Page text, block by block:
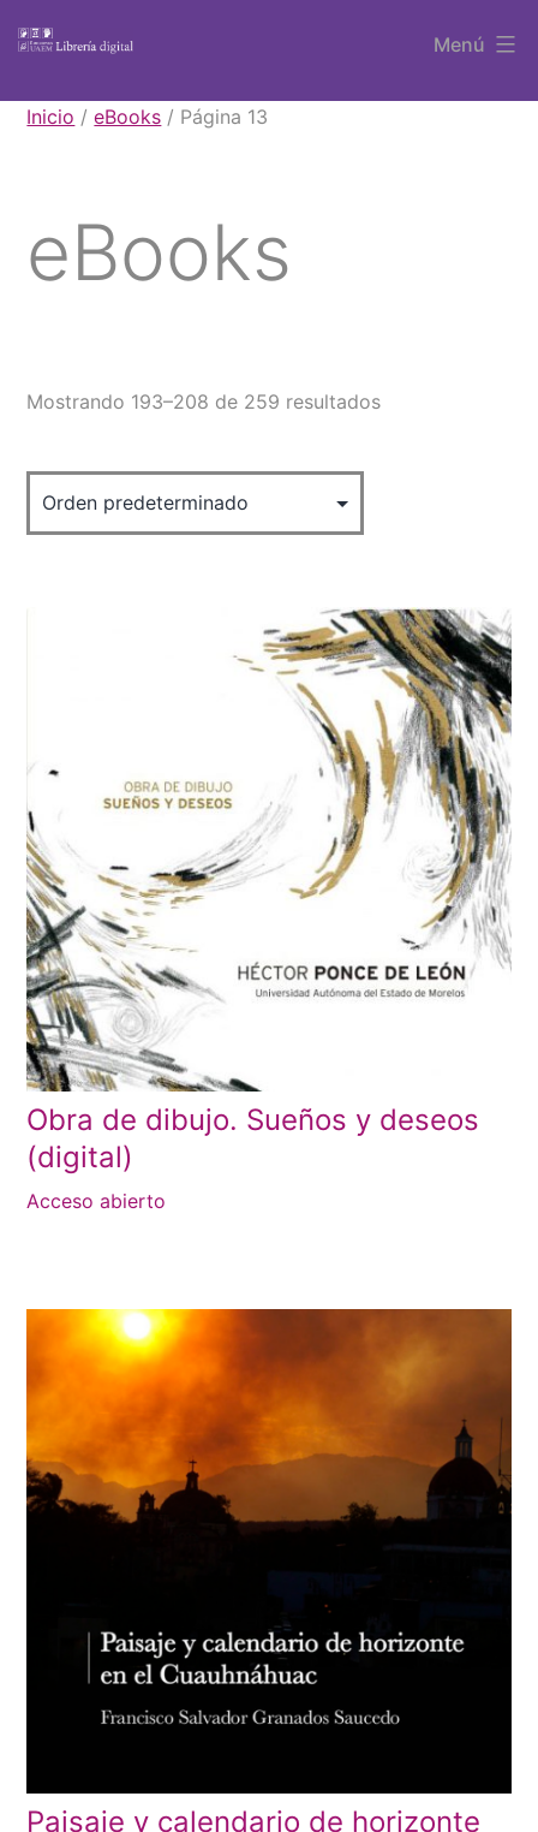
contenido
Libros
Menú
Inicio /eBooks / Página 13
eBooks
Mostrando 193–208 de 259 resultados
Obra de dibujo. Sueños y deseos
(digital)
Acceso abierto
Paisaje y calendario de horizonte